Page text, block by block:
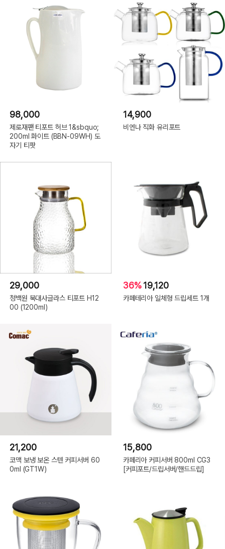
98,000
제로재팬 티포트 허브 1&sbquo;
200ml 화이트 (BBN-09WH) 도
자기 티팟
14,900
비엔나 직화 유리포트
29,000
청백원 북대사글라스 티포트 H12
00 (1200ml)
36%19,120
카페테리아 일체형 드립세트 1개
21,200
코맥 보냉 보온 스텐 커피서버 60
0ml (GT1W)
15,800
카페리아 커피서버 800ml CG3
[커피포트/드립서버/핸드드립]